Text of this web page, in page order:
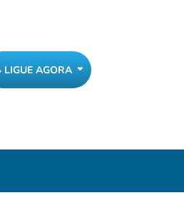
LIGUE AGORA